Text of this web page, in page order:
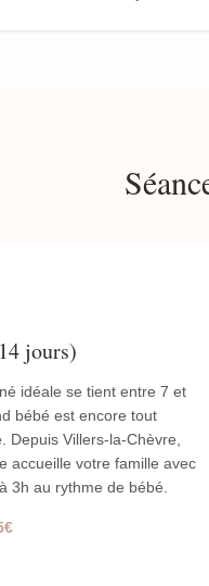
jours)
idéale se tient entre 7 et
bébé est encore tout
Depuis Villers-la-Chèvre,
accueille votre famille avec
3h au rythme de bébé.